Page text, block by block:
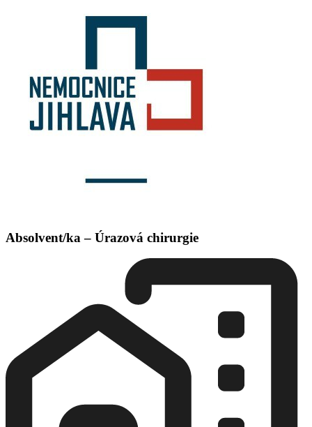
Absolvent/ka – Úrazová chirurgie